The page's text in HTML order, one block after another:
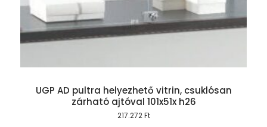
UGP AD pultra helyezhető vitrin, csuklósan
zárható ajtóval 101x51x h26
217.272Ft